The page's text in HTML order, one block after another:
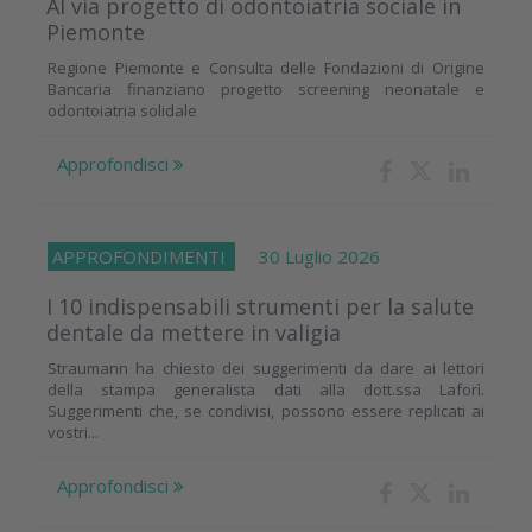
Piemonte
Regione Piemonte e Consulta delle Fondazioni di Origine
Bancaria finanziano progetto screening neonatale e
odontoiatria solidale
Approfondisci
APPROFONDIMENTI 30 Luglio 2026
I 10 indispensabili strumenti per la salute
dentale da mettere in valigia
Straumann ha chiesto dei suggerimenti da dare ai lettori
della stampa generalista dati alla dott.ssa Laforì.
Suggerimenti che, se condivisi, possono essere replicati ai
vostri...
Approfondisci